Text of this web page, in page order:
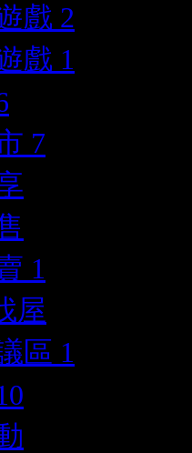
戲 2
戲 1
7
1
屋
區 1